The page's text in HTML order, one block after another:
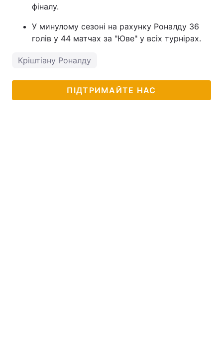
фіналу.
У минулому сезоні на рахунку Роналду 36
голів у 44 матчах за "Юве" у всіх турнірах.
Кріштіану Роналду
ПІДТРИМАЙТЕ НАС